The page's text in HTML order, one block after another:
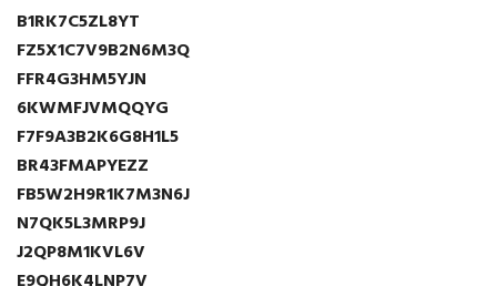
B1RK7C5ZL8YT
FZ5X1C7V9B2N6M3Q
FFR4G3HM5YJN
6KWMFJVMQQYG
F7F9A3B2K6G8H1L5
BR43FMAPYEZZ
FB5W2H9R1K7M3N6J
N7QK5L3MRP9J
J2QP8M1KVL6V